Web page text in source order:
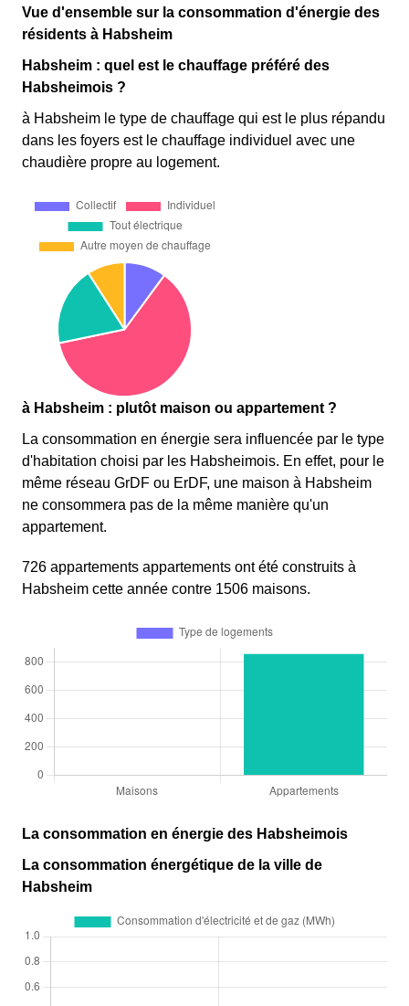
Vue d'ensemble sur la consommation d'énergie des
résidents à Habsheim
Habsheim : quel est le chauffage préféré des
Habsheimois ?
à Habsheim le type de chauffage qui est le plus répandu
dans les foyers est le chauffage individuel avec une
chaudière propre au logement.
à Habsheim : plutôt maison ou appartement ?
La consommation en énergie sera influencée par le type
d'habitation choisi par les Habsheimois. En effet, pour le
même réseau GrDF ou ErDF, une maison à Habsheim
ne consommera pas de la même manière qu'un
appartement.
726 appartements appartements ont été construits à
Habsheim cette année contre 1506 maisons.
La consommation en énergie des Habsheimois
La consommation énergétique de la ville de
Habsheim